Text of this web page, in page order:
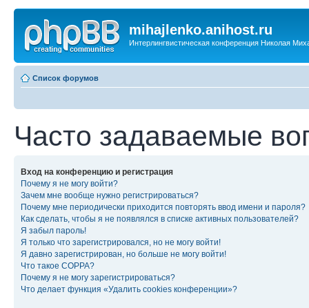
mihajlenko.anihost.ru
Интерлингвистическая конференция Николая
Список форумов
Часто задаваемые
Вход на конференцию и регистрация
Почему я не могу войти?
Зачем мне вообще нужно регистрироваться?
Почему мне периодически приходится повторять ввод имени и пароля?
Как сделать, чтобы я не появлялся в списке активных пользователей?
Я забыл пароль!
Я только что зарегистрировался, но не могу войти!
Я давно зарегистрирован, но больше не могу войти!
Что такое COPPA?
Почему я не могу зарегистрироваться?
Что делает функция «Удалить cookies конференции»?